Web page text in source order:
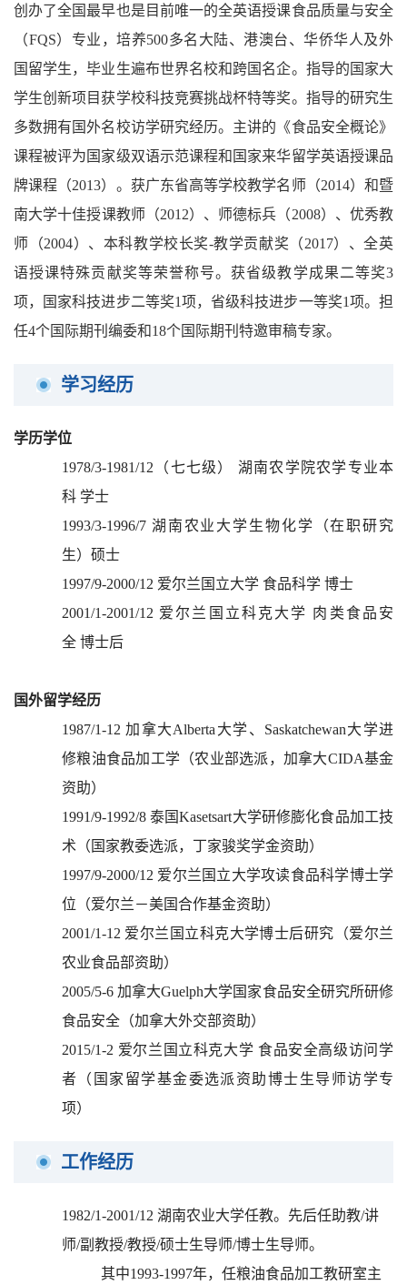
创办了全国最早也是目前唯一的全英语授课食品质量与安全
（FQS）专业，培养500多名大陆、港澳台、华侨华人及外
国留学生，毕业生遍布世界名校和跨国名企。指导的国家大
学生创新项目获学校科技竞赛挑战杯特等奖。指导的研究生
多数拥有国外名校访学研究经历。主讲的《食品安全概论》
课程被评为国家级双语示范课程和国家来华留学英语授课品
牌课程（2013）。获广东省高等学校教学名师（2014）和暨
南大学十佳授课教师（2012）、师德标兵（2008）、优秀教
师（2004）、本科教学校长奖-教学贡献奖（2017）、全英
语授课特殊贡献奖等荣誉称号。获省级教学成果二等奖3
项，国家科技进步二等奖1项，省级科技进步一等奖1项。担
任4个国际期刊编委和18个国际期刊特邀审稿专家。
学习经历
学历学位
1978/3-1981/12 （七七级）
湖南农学院农学专业本
科 学士
1993/3-1996/7 湖南农业大学生物化学（在职研究
生）硕士
1997/9-2000/12 爱尔兰国立大学 食品科学 博士
2001/1-2001/12 爱尔兰国立科克大学 肉类食品安
全 博士后
国外留学经历
1987/1-12加拿大Alberta 大学、 Saskatchewan大学进
修粮油食品加工学（农业部选派，加拿大CIDA基金
资助）
1991/9-1992/8泰国Kasetsart大学研修膨化食品加工技
术（国家教委选派，丁家骏奖学金资助）
1997/9-2000/12 爱尔兰国立大学攻读食品科学博士学
位（爱尔兰－美国合作基金资助）
2001/1-12 爱尔兰国立科克大学博士后研究（爱尔兰
农业食品部资助）
2005/5-6加拿大Guelph大学国家食品安全研究所研修
食品安全（加拿大外交部资助）
2015/1-2 爱尔兰国立科克大学 食品安全高级访问学
者（国家留学基金委选派资助博士生导师访学专
项）
工作经历
1982/1-2001/12 湖南农业大学任教。先后任助教/讲
师/副教授/教授/硕士生导师/博士生导师。
其中1993-1997年，任粮油食品加工教研室主